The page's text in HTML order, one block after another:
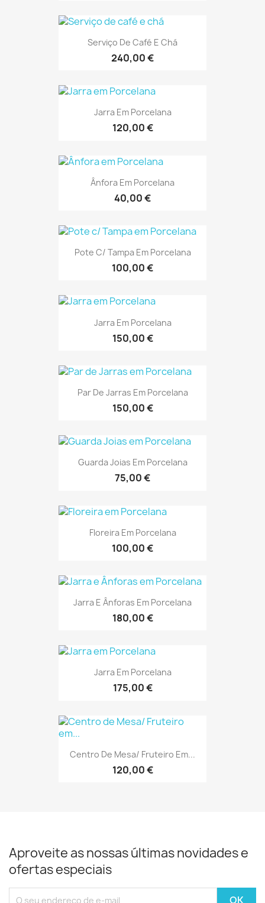
Serviço De Café E Chá
240,00 €
Jarra Em Porcelana
120,00 €
Ânfora Em Porcelana
40,00 €
Pote C/ Tampa Em Porcelana
100,00 €
Jarra Em Porcelana
150,00 €
Par De Jarras Em Porcelana
150,00 €
Guarda Joias Em Porcelana
75,00 €
Floreira Em Porcelana
100,00 €
Jarra E Ânforas Em Porcelana
180,00 €
Jarra Em Porcelana
175,00 €
Centro De Mesa/ Fruteiro Em...
120,00 €
Aproveite as nossas últimas novidades e
ofertas especiais